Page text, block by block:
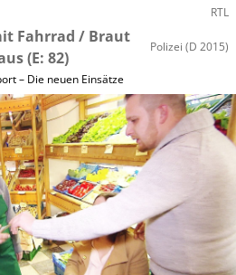
RTL
Fahrrad / Braut
(E: 82)
Polizei (D 2015)
– Die neuen Einsätze